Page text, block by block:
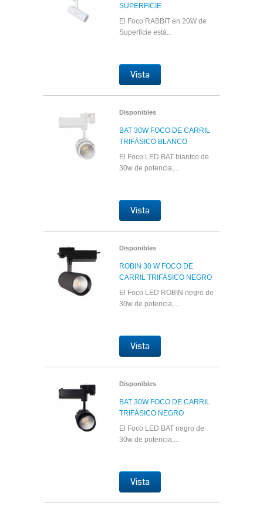
SUPERFICIE
El Foco RABBIT en 20W de
Superficie está...
Vista
Disponibles
BAT 30W FOCO DE CARRIL
TRIFÁSICO BLANCO
El Foco LED BAT blantco de
30w de potencia,...
Vista
Disponibles
ROBIN 30 W FOCO DE
CARRIL TRIFÁSICO NEGRO
El Foco LED ROBIN negro de
30w de potencia,...
Vista
Disponibles
BAT 30W FOCO DE CARRIL
TRIFÁSICO NEGRO
El Foco LED BAT negro de
30w de potencia,...
Vista